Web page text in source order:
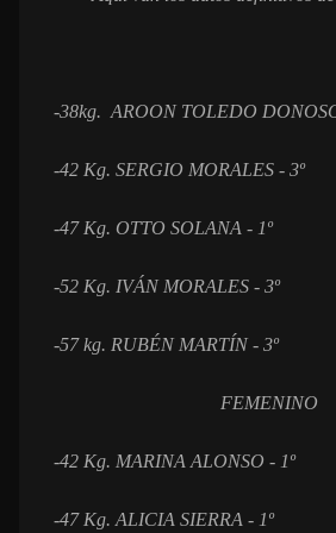
-38kg. AROON TOLEDO
-42 Kg. SERGIO MORALES - 3º
-47 Kg. OTTO SOLANA - 1º
-52 Kg. IVÁN MORALES - 3º
-57 kg. RUBÉN MARTÍN - 3º
FEMENINO
-42 Kg. MARINA ALONSO - 1º
-47 Kg. ALICIA SIERRA - 1º